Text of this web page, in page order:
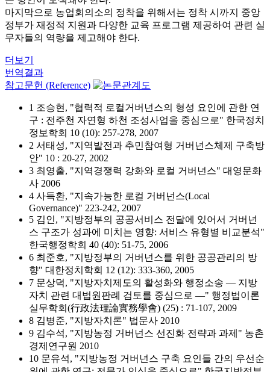
마지막으로 농업회의소의 정착을 위해서는 정착 시까지 중앙
정부가 재정적 지원과 다양한 교육 프로그램 제공하여 관련 실
무자들의 역량을 제고해야 한다.
더보기
번역결과
참고문헌 (Reference)
1 조승현, "협력적 로컬거버넌스의 형성 요인에 관한 연
구 : 전주천 자연형 하천 조성사업을 중심으로" 한국정치
정보학회 10 (10): 257-278, 2007
2 서태성, "지역발전과 추민참여형 거버넌스체제 구축방
안" 10 : 20-27, 2002
3 최영출, "지역경쟁력 강화와 로컬 거버넌스" 대영문화
사 2006
4 사득환, "지속가능한 로컬 거버넌스(Local
Governance)" 223-242, 2007
5 김인, "지방정부의 공공서비스 전달에 있어서 거버넌
스 구조가 성과에 미치는 영향: 서비스 유형별 비교분석"
한국행정학회 40 (40): 51-75, 2006
6 최준호, "지방정부의 거버넌스를 위한 공공관리의 방
향" 대한정치학회 12 (12): 333-360, 2005
7 문상덕, "지방자치제도의 활성화와 행정소송 ― 지방
자치 관련 대법원판례 검토를 중심으로 ―" 행정법이론
실무학회(行政法理論實務學會) (25) : 71-107, 2009
8 김병준, "지방자치론" 법문사 2010
9 김수석, "지방농정 거버넌스 선진화 전략과 과제" 농촌
경제연구원 2010
10 문유석, "지방농정 거버넌스 구축 요인들 간의 우선순